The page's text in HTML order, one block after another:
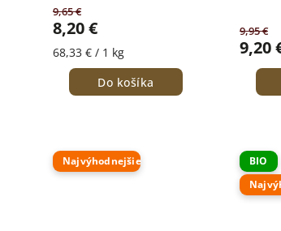
9,65 €
8,20 €
68,33 € / 1 kg
Do košíka
9,95 €
9,20
Najvýhodnejšie
BIO